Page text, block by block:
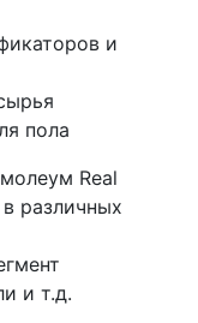
и
пола
Real
различных
и т.д.